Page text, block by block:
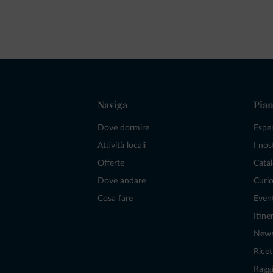
Naviga
Dove dormire
Attività locali
Offerte
Dove andare
Cosa fare
I